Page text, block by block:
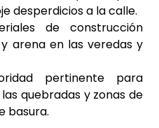
desperdicios a la calle.
de construcción
arena en las veredas y
pertinente para
quebradas y zonas de
basura.